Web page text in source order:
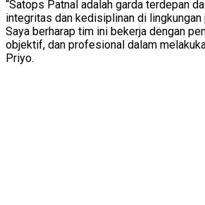
“Satops Patnal adalah garda terdepan
integritas dan kedisiplinan di lingkungan
Saya berharap tim ini bekerja dengan
objektif, dan profesional dalam
Priyo.